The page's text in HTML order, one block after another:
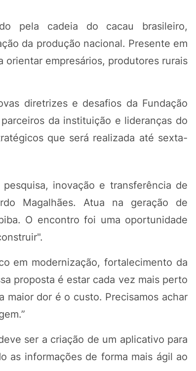
pela cadeia do cacau brasileiro,
da produção nacional. Presente em
orientar empresários, produtores rurais
diretrizes e desafios da Fundação
da instituição e lideranças do
que será realizada até sexta-
inovação e transferência de
Magalhães. Atua na geração de
O encontro foi uma oportunidade
em modernização, fortalecimento da
proposta é estar cada vez mais perto
maior dor é o custo. Precisamos achar
ser a criação de um aplicativo para
as informações de forma mais ágil ao